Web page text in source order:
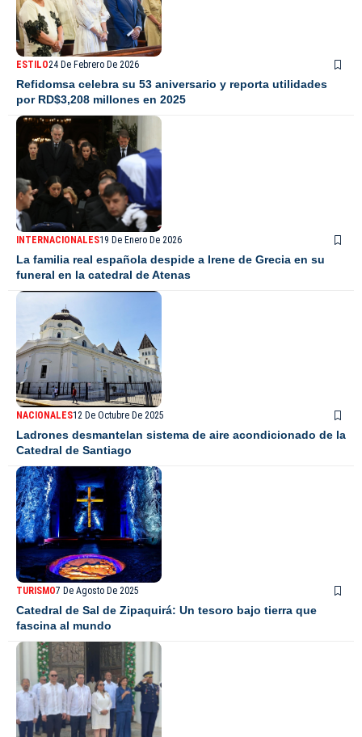
ESTILO24 De Febrero De 2026
Refidomsa celebra su 53 aniversario y reporta utilidades
por RD$3,208 millones en 2025
INTERNACIONALES19 De Enero De 2026
La familia real española despide a Irene de Grecia en su
funeral en la catedral de Atenas
NACIONALES12 De Octubre De 2025
Ladrones desmantelan sistema de aire acondicionado de la
Catedral de Santiago
TURISMO7 De Agosto De 2025
Catedral de Sal de Zipaquirá: Un tesoro bajo tierra que
fascina al mundo